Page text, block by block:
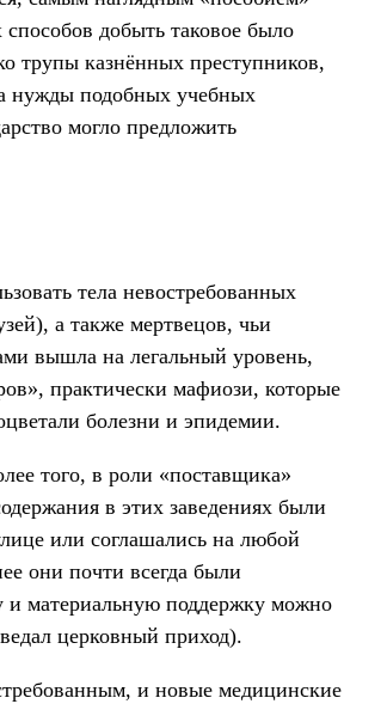
способов добыть таковое было
трупы казнённых преступников,
нужды подобных учебных
могло предложить
тела невостребованных
а также мертвецов, чьи
вышла на легальный уровень,
практически мафиози, которые
болезни и эпидемии.
того, в роли «поставщика»
в этих заведениях были
или соглашались на любой
они почти всегда были
и материальную поддержку можно
церковный приход).
и новые медицинские